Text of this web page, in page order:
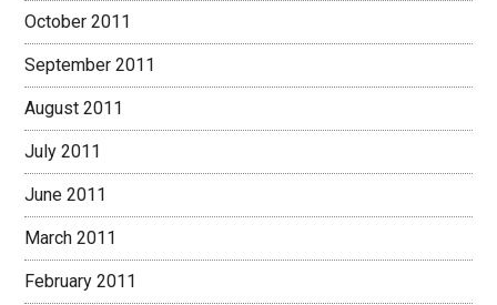
October 2011
September 2011
August 2011
July 2011
June 2011
March 2011
February 2011